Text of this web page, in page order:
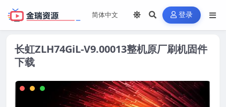
登录
长虹ZLH74GiL-V9.00013整机原厂刷机固件
下载